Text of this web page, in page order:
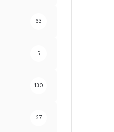
63
5
130
27